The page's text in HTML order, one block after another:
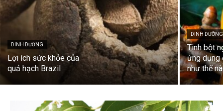
DINH DƯỠNG
Lợi ích sức khỏe của
quả hạch Brazil
DINH DƯỠNG
Tinh bột
ứng dụng
như thế